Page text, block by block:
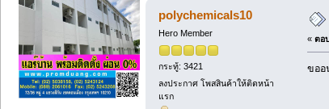
polychemicals10
Hero Member
กระทู้: 3421
ลงประกาศ โพสสินค้าให้ติดหน้า
แรก
« ตอ
ขออ